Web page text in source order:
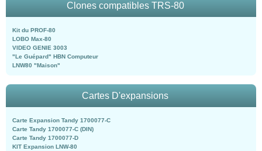
Clones compatibles TRS-80
Kit du PROF-80
LOBO Max-80
VIDEO GENIE 3003
"Le Guépard" HBN Computeur
LNW80 "Maison"
Cartes D'expansions
Carte Expansion Tandy 1700077-C
Carte Tandy 1700077-C (DIN)
Carte Tandy 1700077-D
KIT Expansion LNW-80